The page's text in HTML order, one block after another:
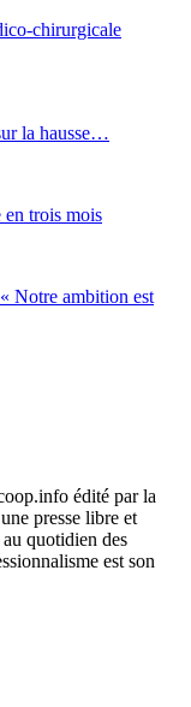
chirurgicale
la hausse…
en trois mois
Notre ambition est
édité par la
presse libre et
quotidien des
est son